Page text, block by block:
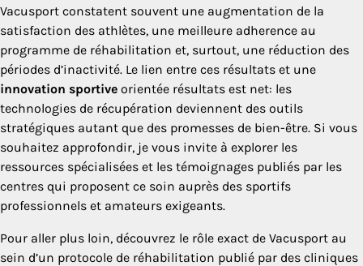
Vacusport constatent souvent une augmentation de la
satisfaction des athlètes, une meilleure adherence au
programme de réhabilitation et, surtout, une réduction des
périodes d’inactivité. Le lien entre ces résultats et une
innovation sportive orientée résultats est net: les
technologies de récupération deviennent des outils
stratégiques autant que des promesses de bien-être. Si vous
souhaitez approfondir, je vous invite à explorer les
ressources spécialisées et les témoignages publiés par les
centres qui proposent ce soin auprès des sportifs
professionnels et amateurs exigeants.
Pour aller plus loin, découvrez le rôle exact de Vacusport au
sein d’un protocole de réhabilitation publié par des cliniques